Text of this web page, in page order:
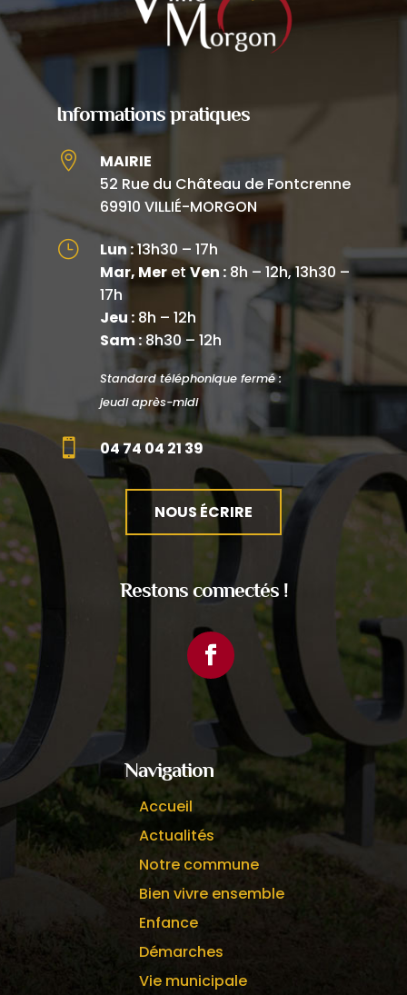
Informations pratiques

MAIRIE
52 Rue du Château de Fontcrenne
69910 VILLIÉ-MORGON
} Lun :13h30 – 17h
Mar, MeretVen :8h – 12h, 13h30 –
17h
Jeu :8h – 12h
Sam :8h30 – 12h
Standard téléphonique fermé :
jeudi après-midi
 04 74 04 21 39
NOUS ÉCRIRE
Restons connectés !
Facebook
Navigation
Accueil
Actualités
Notre commune
Bien vivre ensemble
Enfance
Démarches
Vie municipale